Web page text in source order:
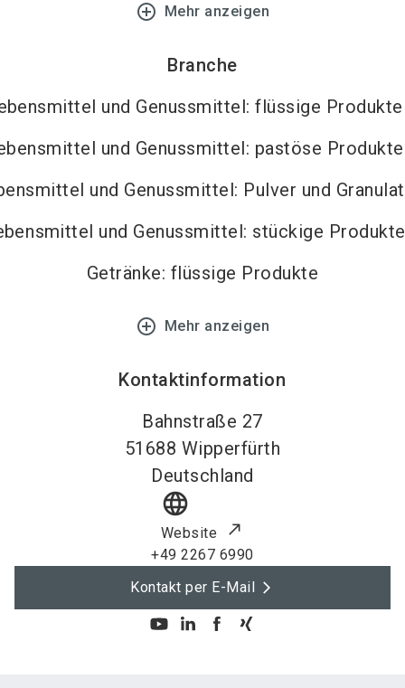
add_circle_outline Mehr anzeigen
Branche
und Genussmittel: flüssige Produkte
und Genussmittel: pastöse Produkte
und Genussmittel: Pulver und
und Genussmittel: stückige Produkte
Getränke: flüssige Produkte
add_circle_outline Mehr anzeigen
Kontaktinformation
Bahnstraße 27
51688 Wipperfürth
Deutschland
language
Website
+49 2267 6990
Kontakt per E-Mail